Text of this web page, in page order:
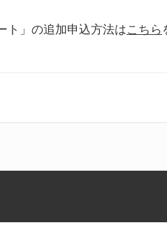
ト」の追加申込方法はこちら